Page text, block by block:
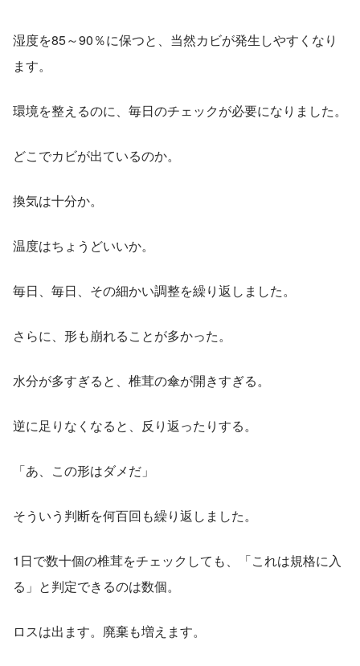
湿度を85～90％に保つと、当然カビが発生しやすくなり
ます。
環境を整えるのに、毎日のチェックが必要になりました。
どこでカビが出ているのか。
換気は十分か。
温度はちょうどいいか。
毎日、毎日、その細かい調整を繰り返しました。
さらに、形も崩れることが多かった。
水分が多すぎると、椎茸の傘が開きすぎる。
逆に足りなくなると、反り返ったりする。
「あ、この形はダメだ」
そういう判断を何百回も繰り返しました。
1日で数十個の椎茸をチェックしても、「これは規格に入
る」と判定できるのは数個。
ロスは出ます。廃棄も増えます。